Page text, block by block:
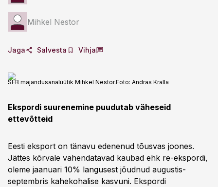
Mihkel Nestor
Jaga Salvesta Vihja
SEB majandusanalüütik Mihkel Nestor.Foto: Andras Kralla
Ekspordi suurenemine puudutab väheseid
ettevõtteid
Eesti eksport on tänavu edenenud tõusvas joones.
Jättes kõrvale vahendatavad kaubad ehk re-ekspordi,
oleme jaanuari 10% langusest jõudnud augustis-
septembris kahe­kohalise kasvuni. Ekspordi